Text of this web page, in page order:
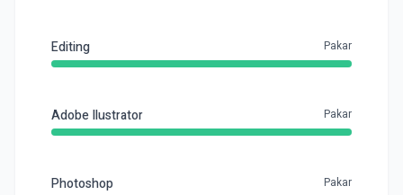
Editing Pakar
Adobe Ilustrator Pakar
Photoshop Pakar